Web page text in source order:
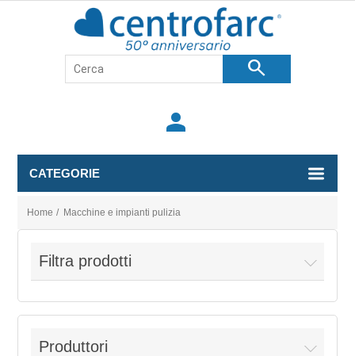
search
person
CATEGORIE
Home / Macchine e impianti pulizia
Filtra prodotti
Produttori